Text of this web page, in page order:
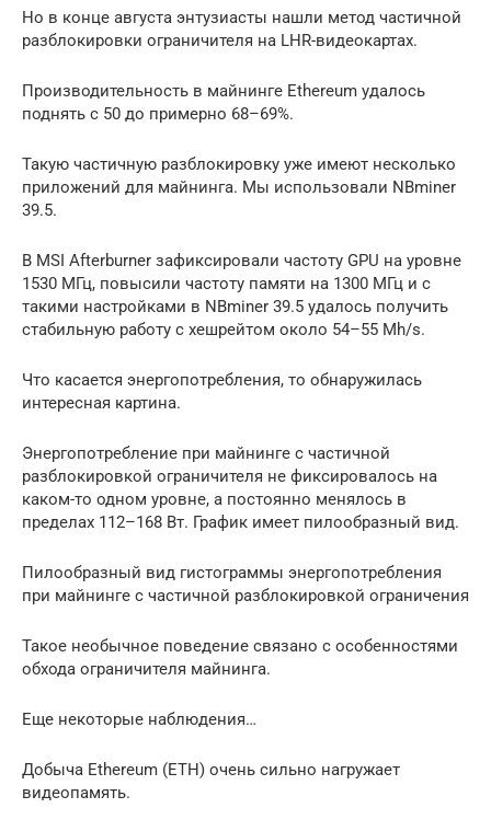
Но в конце августа энтузиасты нашли метод частичной
разблокировки ограничителя на LHR-видеокартах.
Производительность в майнинге Ethereum удалось
поднять с 50 до примерно 68–69%.
Такую частичную разблокировку уже имеют несколько
приложений для майнинга. Мы использовали NBminer
39.5.
В MSI Afterburner зафиксировали частоту GPU на уровне
1530 МГц, повысили частоту памяти на 1300 МГц и с
такими настройками в NBminer 39.5 удалось получить
стабильную работу с хешрейтом около 54–55 Mh/s.
Что касается энергопотребления, то обнаружилась
интересная картина.
Энергопотребление при майнинге с частичной
разблокировкой ограничителя не фиксировалось на
каком-то одном уровне, а постоянно менялось в
пределах 112–168 Вт. График имеет пилообразный вид.
Пилообразный вид гистограммы энергопотребления
при майнинге с частичной разблокировкой ограничения
Такое необычное поведение связано с особенностями
обхода ограничителя майнинга.
Еще некоторые наблюдения…
Добыча Ethereum (ETH) очень сильно нагружает
видеопамять.